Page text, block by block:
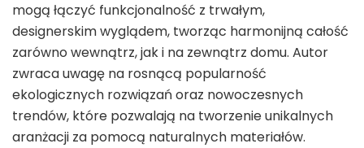
mogą łączyć funkcjonalność z trwałym,
designerskim wyglądem, tworząc harmonijną całość
zarówno wewnątrz, jak i na zewnątrz domu. Autor
zwraca uwagę na rosnącą popularność
ekologicznych rozwiązań oraz nowoczesnych
trendów, które pozwalają na tworzenie unikalnych
aranżacji za pomocą naturalnych materiałów.